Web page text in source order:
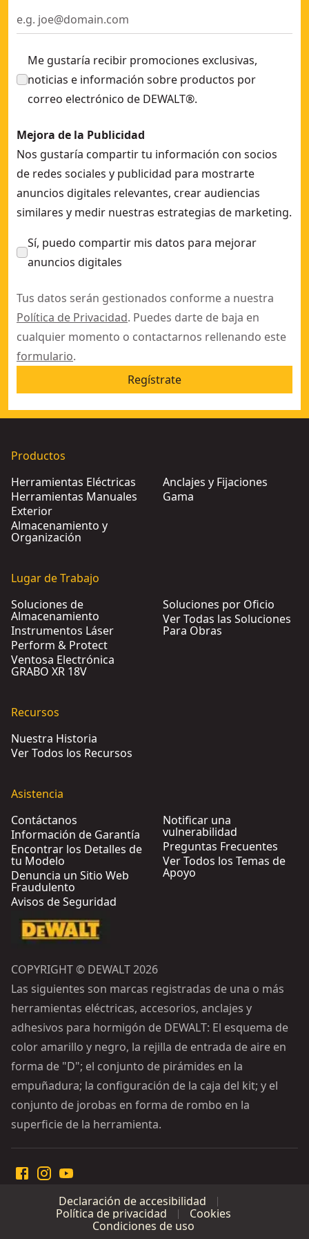
Me gustaría recibir promociones exclusivas,
noticias e información sobre productos por
correo electrónico de DEWALT®.
Mejora de la Publicidad
Nos gustaría compartir tu información con socios
de redes sociales y publicidad para mostrarte
anuncios digitales relevantes, crear audiencias
similares y medir nuestras estrategias de marketing.
Sí, puedo compartir mis datos para mejorar
anuncios digitales
Tus datos serán gestionados conforme a nuestra
Política de Privacidad. Puedes darte de baja en
cualquier momento o contactarnos rellenando este
formulario.
Regístrate
Productos
Herramientas Eléctricas
Herramientas Manuales
Exterior
Almacenamiento y
Organización
Anclajes y Fijaciones
Gama
Lugar de Trabajo
Soluciones de
Almacenamiento
Instrumentos Láser
Perform & Protect
Ventosa Electrónica
GRABO XR 18V
Soluciones por Oficio
Ver Todas las Soluciones
Para Obras
Recursos
Nuestra Historia
Ver Todos los Recursos
Asistencia
Contáctanos
Información de Garantía
Encontrar los Detalles de
tu Modelo
Denuncia un Sitio Web
Fraudulento
Avisos de Seguridad
Notificar una
vulnerabilidad
Preguntas Frecuentes
Ver Todos los Temas de
Apoyo
COPYRIGHT © DEWALT 2026
Las siguientes son marcas registradas de una o más
herramientas eléctricas, accesorios, anclajes y
adhesivos para hormigón de DEWALT: El esquema de
color amarillo y negro, la rejilla de entrada de aire en
forma de "D"; el conjunto de pirámides en la
empuñadura; la configuración de la caja del kit; y el
conjunto de jorobas en forma de rombo en la
superficie de la herramienta.
Declaración de accesibilidad
Política de privacidad
Cookies
Condiciones de uso